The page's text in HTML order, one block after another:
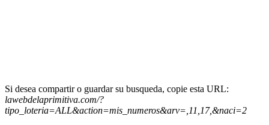
Si desea compartir o guardar su busqueda, copie esta URL:
lawebdelaprimitiva.com/?
tipo_loteria=ALL&action=mis_numeros&arv=,11,17,&naci=2